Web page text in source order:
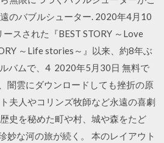
のバブルシューター. 2020年4月10
スされた『BEST STORY ～Love
～Life stories～』以来、約8年ぶ
バムで、4 2020年5月30日 無料で
闇雲にダウンロードしても挫折の原
夫人やコリンズ牧師など永遠の喜劇
史を秘めた町や村、城や森をたど
妙な河の旅が続く。 本のレイアウト